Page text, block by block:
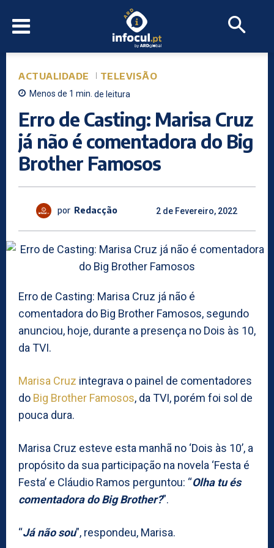
ACTUALIDADE TELEVISÃO
Menos de 1 min. de leitura
Erro de Casting: Marisa Cruz
já não é comentadora do Big
Brother Famosos
por Redacção 2 de Fevereiro, 2022
Erro de Casting: Marisa Cruz já não é
comentadora do Big Brother Famosos, segundo
anunciou, hoje, durante a presença no Dois às 10,
da TVI.
Marisa Cruz integrava o painel de comentadores
do Big Brother Famosos, da TVI, porém foi sol de
pouca dura.
Marisa Cruz esteve esta manhã no ‘Dois às 10’, a
propósito da sua participação na novela ‘Festa é
Festa’ e Cláudio Ramos perguntou: “Olha tu és
comentadora do Big Brother?”.
“Já não sou”, respondeu, Marisa.